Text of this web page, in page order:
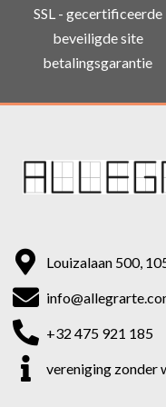
SSL - gecertificeerde
beveiligde site
betalingsgarantie
Louizalaan 500,
+32 475 921 185
vereniging zonder